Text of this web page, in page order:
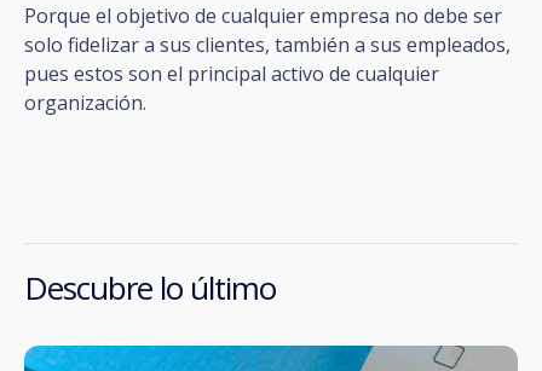
Porque el objetivo de cualquier empresa no debe ser
solo fidelizar a sus clientes, también a sus empleados,
pues estos son el principal activo de cualquier
organización.
Descubre lo último